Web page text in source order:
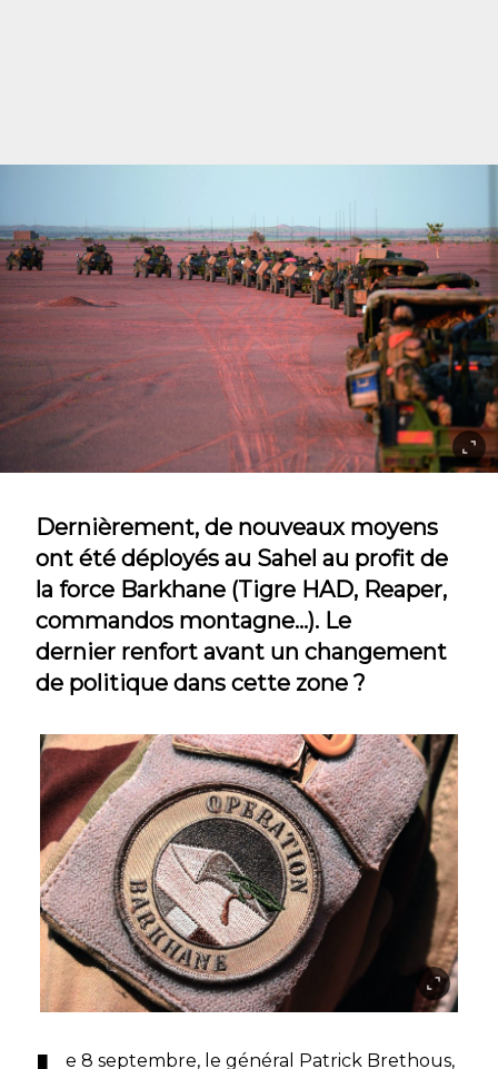
Dernièrement, de nouveaux moyens
ont été déployés au Sahel au profit de
la force Barkhane (Tigre HAD, Reaper,
commandos montagne…). Le
dernier renfort avant un changement
de politique dans cette zone ?
e 8 septembre, le général Patrick Brethous,